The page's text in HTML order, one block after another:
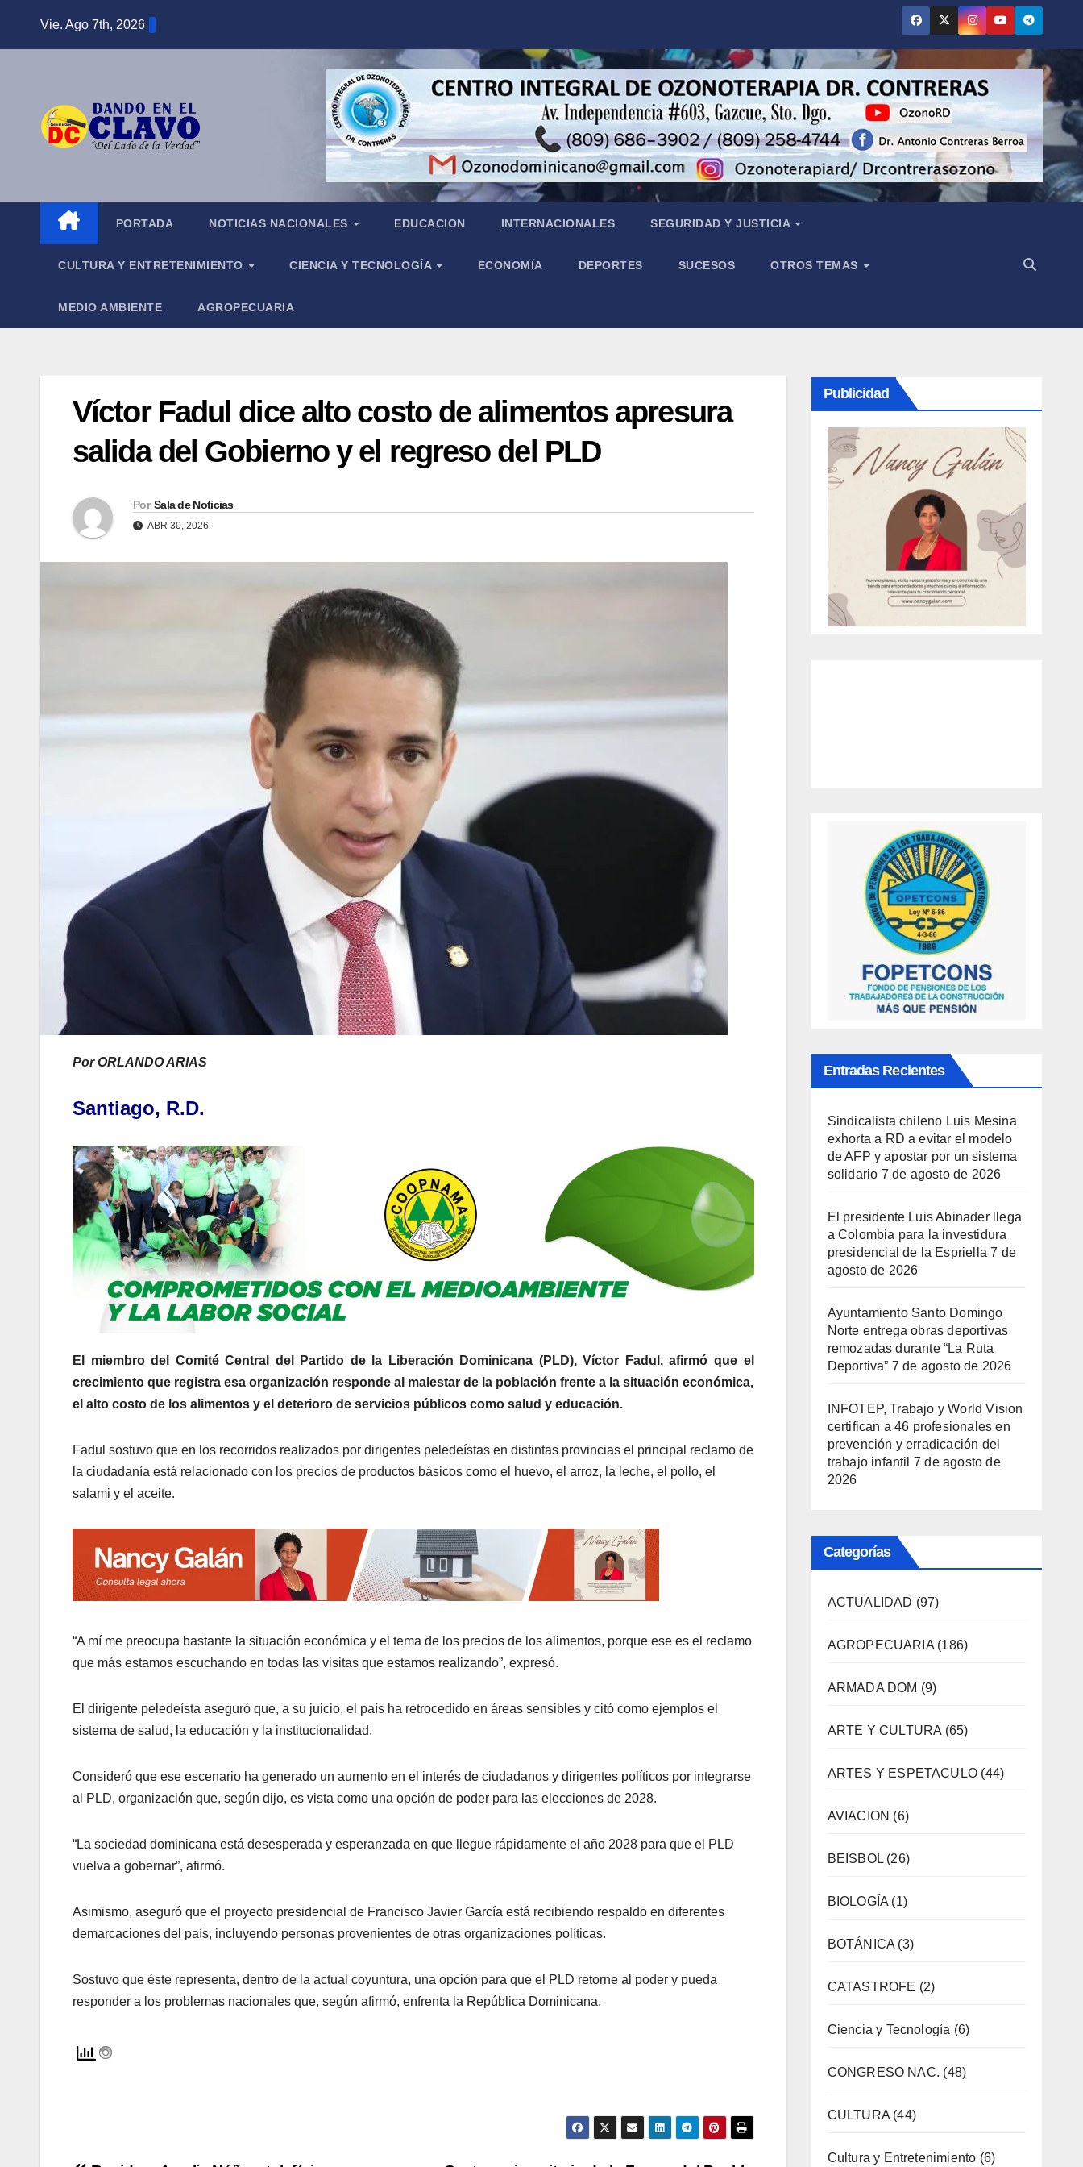
Vie. Ago 7th, 2026
PORTADA NOTICIAS NACIONALES EDUCACION INTERNACIONALES SEGURIDAD Y JUSTICIA
CULTURA Y ENTRETENIMIENTO CIENCIA Y TECNOLOGÍA ECONOMÍA DEPORTES SUCESOS OTROS TEMAS
MEDIO AMBIENTE AGROPECUARIA
Víctor Fadul dice alto costo de alimentos apresura
salida del Gobierno y el regreso del PLD
Por Sala de Noticias
ABR 30, 2026
Por ORLANDO ARIAS
Santiago, R.D.
El miembro del Comité Central del Partido de la Liberación Dominicana (PLD), Víctor Fadul, afirmó que el
crecimiento que registra esa organización responde al malestar de la población frente a la situación económica,
el alto costo de los alimentos y el deterioro de servicios públicos como salud y educación.
Fadul sostuvo que en los recorridos realizados por dirigentes peledeístas en distintas provincias el principal reclamo de
la ciudadanía está relacionado con los precios de productos básicos como el huevo, el arroz, la leche, el pollo, el
salami y el aceite.
“A mí me preocupa bastante la situación económica y el tema de los precios de los alimentos, porque ese es el reclamo
que más estamos escuchando en todas las visitas que estamos realizando”, expresó.
El dirigente peledeísta aseguró que, a su juicio, el país ha retrocedido en áreas sensibles y citó como ejemplos el
sistema de salud, la educación y la institucionalidad.
Consideró que ese escenario ha generado un aumento en el interés de ciudadanos y dirigentes políticos por integrarse
al PLD, organización que, según dijo, es vista como una opción de poder para las elecciones de 2028.
“La sociedad dominicana está desesperada y esperanzada en que llegue rápidamente el año 2028 para que el PLD
vuelva a gobernar”, afirmó.
Asimismo, aseguró que el proyecto presidencial de Francisco Javier García está recibiendo respaldo en diferentes
demarcaciones del país, incluyendo personas provenientes de otras organizaciones políticas.
Sostuvo que éste representa, dentro de la actual coyuntura, una opción para que el PLD retorne al poder y pueda
responder a los problemas nacionales que, según afirmó, enfrenta la República Dominicana.
Publicidad
Entradas Recientes
Sindicalista chileno Luis Mesina
exhorta a RD a evitar el modelo
de AFP y apostar por un sistema
solidario 7 de agosto de 2026
El presidente Luis Abinader llega
a Colombia para la investidura
presidencial de la Espriella 7 de
agosto de 2026
Ayuntamiento Santo Domingo
Norte entrega obras deportivas
remozadas durante “La Ruta
Deportiva” 7 de agosto de 2026
INFOTEP, Trabajo y World Vision
certifican a 46 profesionales en
prevención y erradicación del
trabajo infantil 7 de agosto de
2026
Categorías
ACTUALIDAD (97)
AGROPECUARIA(186)
ARMADA DOM (9)
ARTE Y CULTURA (65)
ARTES Y ESPETACULO (44)
AVIACION (6)
BEISBOL(26)
BIOLOGÍA (1)
BOTÁNICA (3)
CATASTROFE (2)
Ciencia y Tecnología (6)
CONGRESO NAC. (48)
CULTURA(44)
Cultura y Entretenimiento (6)